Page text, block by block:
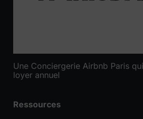
Une Conciergerie Airbnb Paris
loyer annuel
Ressources